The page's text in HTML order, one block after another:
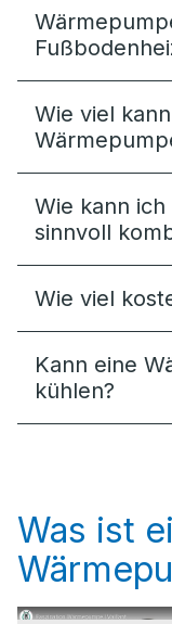
Wie viel
Wie kann
sinnvoll
Wie viel
Kann eine
kühlen?
Was ist